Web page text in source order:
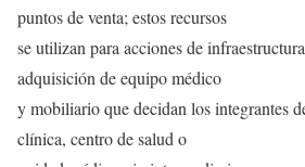
puntos de venta; estos recursos
se utilizan para acciones de
adquisición de equipo médico
y mobiliario que decidan los integrantes
clínica, centro de salud o